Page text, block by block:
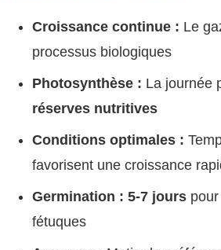
Croissance continue : Le
processus biologiques
Photosynthèse : La journée
réserves nutritives
Conditions optimales :
favorisent une croissance
Germination : 5-7 jours
fétuques